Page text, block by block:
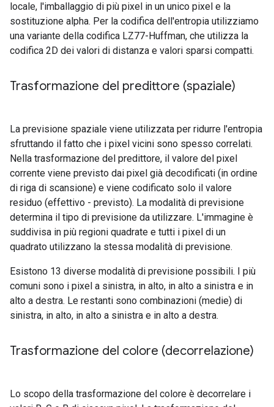
locale, l'imballaggio di più pixel in un unico pixel e la
sostituzione alpha. Per la codifica dell'entropia utilizziamo
una variante della codifica LZ77-Huffman, che utilizza la
codifica 2D dei valori di distanza e valori sparsi compatti.
Trasformazione del predittore (spaziale)
La previsione spaziale viene utilizzata per ridurre l'entropia
sfruttando il fatto che i pixel vicini sono spesso correlati.
Nella trasformazione del predittore, il valore del pixel
corrente viene previsto dai pixel già decodificati (in ordine
di riga di scansione) e viene codificato solo il valore
residuo (effettivo - previsto). La modalità di previsione
determina il tipo di previsione da utilizzare. L'immagine è
suddivisa in più regioni quadrate e tutti i pixel di un
quadrato utilizzano la stessa modalità di previsione.
Esistono 13 diverse modalità di previsione possibili. I più
comuni sono i pixel a sinistra, in alto, in alto a sinistra e in
alto a destra. Le restanti sono combinazioni (medie) di
sinistra, in alto, in alto a sinistra e in alto a destra.
Trasformazione del colore (decorrelazione)
Lo scopo della trasformazione del colore è decorrelare i